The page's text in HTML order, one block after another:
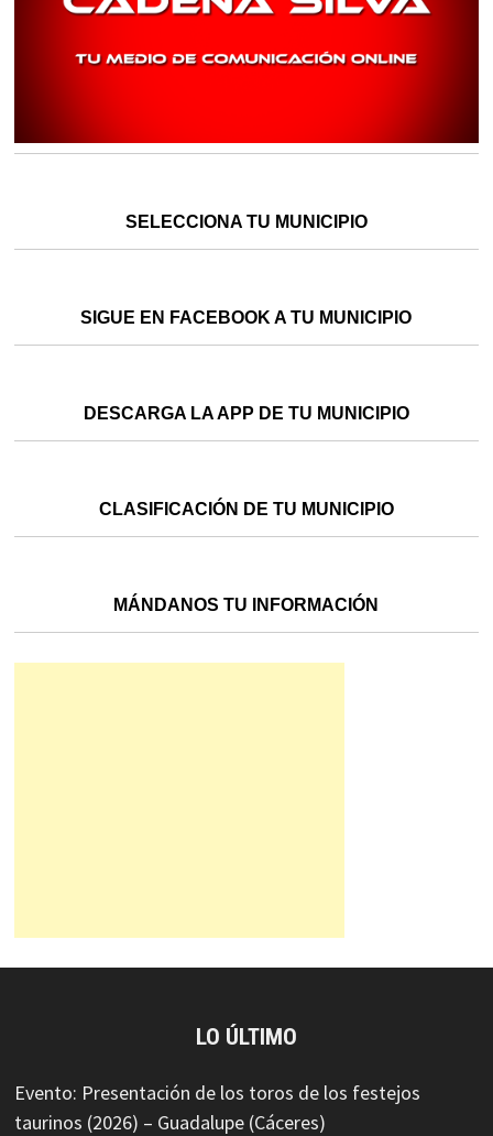
SELECCIONA TU MUNICIPIO
SIGUE EN FACEBOOK A TU MUNICIPIO
DESCARGA LA APP DE TU MUNICIPIO
CLASIFICACIÓN DE TU MUNICIPIO
MÁNDANOS TU INFORMACIÓN
LO ÚLTIMO
Evento: Presentación de los toros de los festejos
taurinos (2026) – Guadalupe (Cáceres)